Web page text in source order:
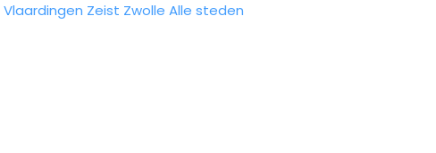
Vlaardingen Zeist Zwolle Alle steden